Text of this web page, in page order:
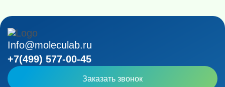
Info@moleculab.ru
+7(499) 577-00-45
Заказать звонок